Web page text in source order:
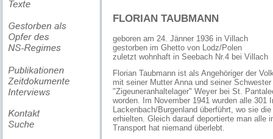
FLORIAN TAUBMANN
geboren am 24. Jänner 1936 in Villach
gestorben im Ghetto von Lodz/Polen
zuletzt wohnhaft in Seebach Nr.4 bei Villach
Florian Taubmann ist als Angehöriger der
mit seiner Mutter Anna und seiner
"Zigeuneranhaltelager" Weyer bei St.
worden. Im November 1941 wurden alle 301
Lackenbach/Burgenland überführt, wo sie
erhielten. Gleich darauf deportierte man alle
Transport hat niemand überlebt.